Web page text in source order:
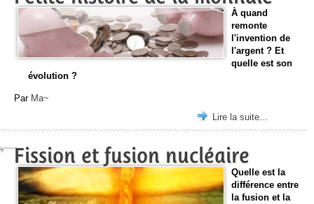
À quand
remonte
l'invention de
l'argent ? Et
quelle est son
évolution ?
Par Ma~
Lire la suite…
Fission et fusion nucléaire
Quelle est la
différence entre
la fusion et la